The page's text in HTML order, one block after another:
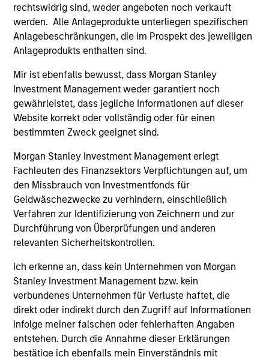
rechtswidrig sind, weder angeboten noch verkauft
werden. Alle Anlageprodukte unterliegen spezifischen
Anlagebeschränkungen, die im Prospekt des jeweiligen
Anlageprodukts enthalten sind.
Mir ist ebenfalls bewusst, dass Morgan Stanley
Investment Management weder garantiert noch
gewährleistet, dass jegliche Informationen auf dieser
Website korrekt oder vollständig oder für einen
bestimmten Zweck geeignet sind.
Morgan Stanley Investment Management erlegt
Fachleuten des Finanzsektors Verpflichtungen auf, um
den Missbrauch von Investmentfonds für
Geldwäschezwecke zu verhindern, einschließlich
Verfahren zur Identifizierung von Zeichnern und zur
Durchführung von Überprüfungen und anderen
relevanten Sicherheitskontrollen.
Ich erkenne an, dass kein Unternehmen von Morgan
Stanley Investment Management bzw. kein
verbundenes Unternehmen für Verluste haftet, die
direkt oder indirekt durch den Zugriff auf Informationen
infolge meiner falschen oder fehlerhaften Angaben
entstehen. Durch die Annahme dieser Erklärungen
bestätige ich ebenfalls mein Einverständnis mit
nicht garantiert werden, dass der Fonds seine
Anlageziele erreicht.
Fondsangaben
Preise und Wertentwicklung
Die Wertentwicklung in der Vergangenheit ist kein
verlässlicher Indikator für die künftige
Wertentwicklung. Die Rendite kann infolge von
Währungsschwankungen steigen oder sinken. Alle
Performanceangaben werden auf Basis der
Nettoinventarwerte (NIW) berechnet. Alle
Performance- und Index-Daten stammen von